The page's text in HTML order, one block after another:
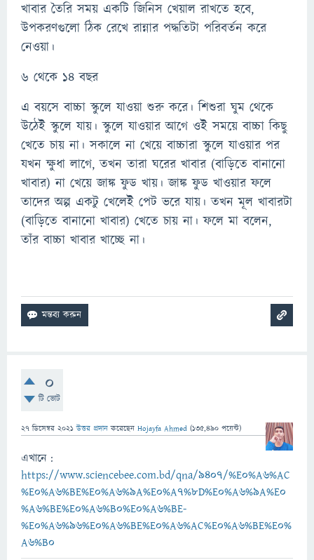
খাবার তৈরি সময় একটি জিনিস খেয়াল রাখতে হবে,
উপকরণগুলো ঠিক রেখে রান্নার পদ্ধতিটা পরিবর্তন করে
নেওয়া।
৬ থেকে ১৪ বছর
এ বয়সে বাচ্চা স্কুলে যাওয়া শুরু করে। শিশুরা ঘুম থেকে
উঠেই স্কুলে যায়। স্কুলে যাওয়ার আগে ওই সময়ে বাচ্চা কিছু
খেতে চায় না। সকালে না খেয়ে বাচ্চারা স্কুলে যাওয়ার পর
যখন ক্ষুধা লাগে, তখন তারা ঘরের খাবার (বাড়িতে বানানো
খাবার) না খেয়ে জাঙ্ক ফুড খায়। জাঙ্ক ফুড খাওয়ার ফলে
তাদের অল্প একটু খেলেই পেট ভরে যায়। তখন মূল খাবারটা
(বাড়িতে বানানো খাবার) খেতে চায় না। ফলে মা বলেন,
তাঁর বাচ্চা খাবার খাচ্ছে না।
0
টি ভোট
27 ডিসেম্বর 2021 উত্তর প্রদান করেছেন Hojayfa Ahmed (135,490 পয়েন্ট)
এখানে :
https://www.sciencebee.com.bd/qna/9407/%E0%A6%AC
%E0%A6%BE%E0%A6%9A%E0%A7%8D%E0%A6%9A%E0
%A6%BE%E0%A6%B0%E0%A6%BE-
%E0%A6%96%E0%A6%BE%E0%A6%AC%E0%A6%BE%E0%
A6%B0